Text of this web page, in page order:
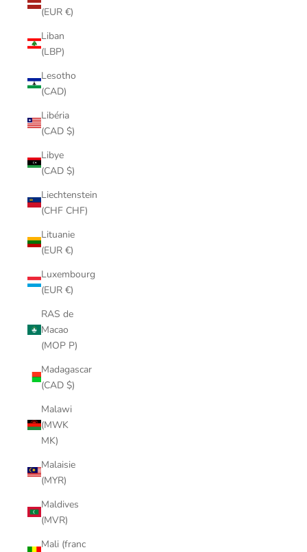
(EUR €)
Liban
(LBP)
Lesotho
(CAD)
Libéria
(CAD $)
Libye
(CAD $)
Liechtenstein
(CHF CHF)
Lituanie
(EUR €)
Luxembourg
(EUR €)
RAS de
Macao
(MOP P)
Madagascar
(CAD $)
Malawi
(MWK
MK)
Malaisie
(MYR)
Maldives
(MVR)
Mali (franc